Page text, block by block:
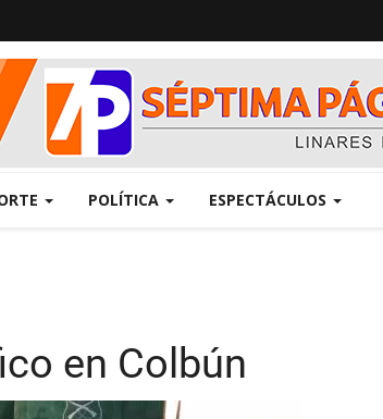
POLÍTICA ESPECTÁCULOS
en Colbún